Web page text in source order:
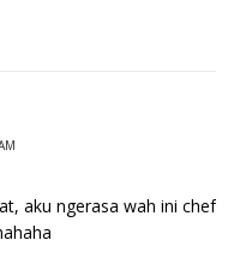
aku ngerasa wah ini chef